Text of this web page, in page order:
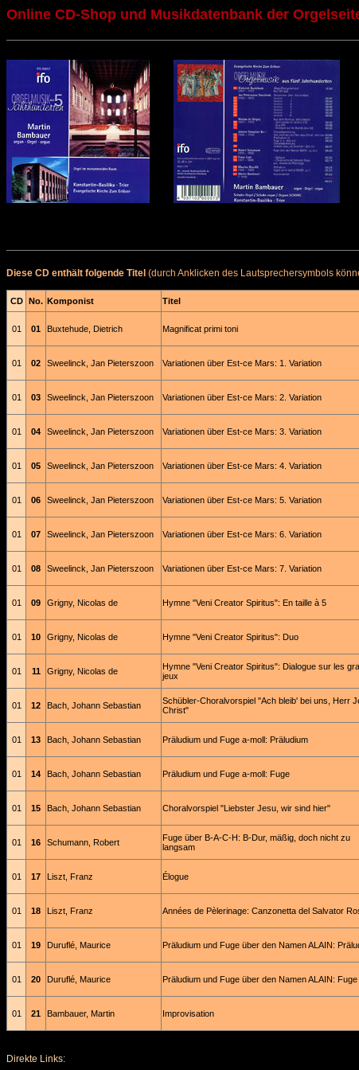
Online CD-Shop und Musikdatenbank der
Diese CD enthält folgende Titel (durch Anklicken des Lautsprechersymbols
CD No. Komponist Titel
01 01 Buxtehude, Dietrich Magnificat primi toni
01 02 Sweelinck, Jan Pieterszoon Variationen über Est-ce Mars: 1. Variation
01 03 Sweelinck, Jan Pieterszoon Variationen über Est-ce Mars: 2. Variation
01 04 Sweelinck, Jan Pieterszoon Variationen über Est-ce Mars: 3. Variation
01 05 Sweelinck, Jan Pieterszoon Variationen über Est-ce Mars: 4. Variation
01 06 Sweelinck, Jan Pieterszoon Variationen über Est-ce Mars: 5. Variation
01 07 Sweelinck, Jan Pieterszoon Variationen über Est-ce Mars: 6. Variation
01 08 Sweelinck, Jan Pieterszoon Variationen über Est-ce Mars: 7. Variation
01 09 Grigny, Nicolas de Hymne "Veni Creator Spiritus": En taille à 5
01 10 Grigny, Nicolas de Hymne "Veni Creator Spiritus": Duo
01 11 Grigny, Nicolas de
Hymne "Veni Creator Spiritus": Dialogue sur les
jeux
01 12 Bach, Johann Sebastian
Schübler-Choralvorspiel "Ach bleib' bei uns, Herr
Christ"
01 13 Bach, Johann Sebastian Präludium und Fuge a-moll: Präludium
01 14 Bach, Johann Sebastian Präludium und Fuge a-moll: Fuge
01 15 Bach, Johann Sebastian Choralvorspiel "Liebster Jesu, wir sind hier"
01 16 Schumann, Robert
Fuge über B-A-C-H: B-Dur, mäßig, doch nicht zu
langsam
01 17 Liszt, Franz Élogue
01 18 Liszt, Franz Années de Pèlerinage: Canzonetta del Salvator
01 19 Duruflé, Maurice Präludium und Fuge über den Namen ALAIN:
01 20 Duruflé, Maurice Präludium und Fuge über den Namen ALAIN: Fuge
01 21 Bambauer, Martin Improvisation
Direkte Links: